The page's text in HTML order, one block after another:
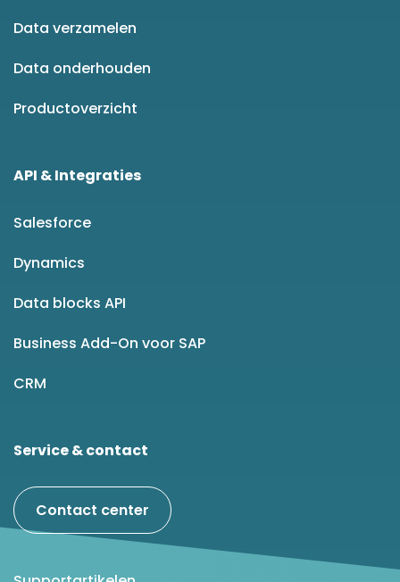
Data verzamelen
Data onderhouden
Productoverzicht
API & Integraties
Salesforce
Dynamics
Data blocks API
Business Add-On voor SAP
CRM
Service & contact
Contact center